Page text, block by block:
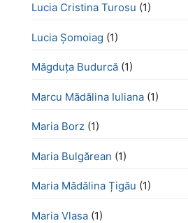
Lucia Cristina Turosu (1)
Lucia Șomoiag (1)
Măgduța Budurcă (1)
Marcu Mădălina Iuliana (1)
Maria Borz (1)
Maria Bulgărean (1)
Maria Mădălina Țigău (1)
Maria Vlasa (1)